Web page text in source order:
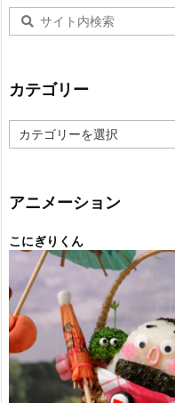
カテゴリー
テ
ー
アニメーション
こにぎりくん